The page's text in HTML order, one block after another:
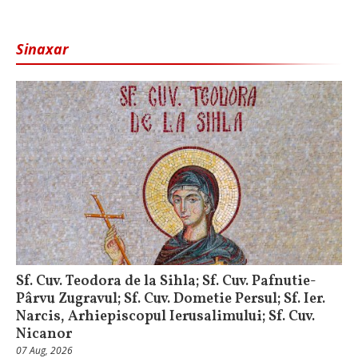
Sinaxar
Sf. Cuv. Teodora de la Sihla; Sf. Cuv. Pafnutie-
Pârvu Zugravul; Sf. Cuv. Dometie Persul; Sf. Ier.
Narcis, Arhiepiscopul Ierusalimului; Sf. Cuv.
Nicanor
07 Aug, 2026